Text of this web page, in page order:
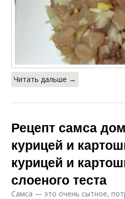
Читать дальше →
Рецепт самса
курицей и
курицей и
слоеного теста
Самса — это очень сытное,